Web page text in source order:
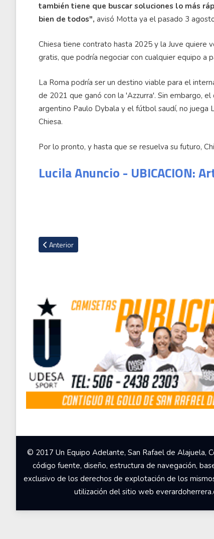
también tiene que buscar soluciones lo más
bien de todos", avisó Motta ya el pasado 3
Chiesa tiene contrato hasta 2025 y la Juve quiere
gratis, que podría negociar con cualquier equipo a
La Roma podría ser un destino viable para el
de 2021 que ganó con la 'Azzurra'. Sin embargo,
argentino Paulo Dybala y el fútbol saudí, no juega
Chiesa.
Por lo pronto, y hasta que se resuelva su futuro,
Lucila Anuncio - UBICACION:
Artículo anterior: Suizo Xherdan Shaqiri deja la MLS y
Anterior
© 2017 Un Equipo Adelante, San Rafael de Alajuela,
código fuente, diseño, estructura de navegación,
exclusivo de los derechos de explotación de los
utilización del sitio web